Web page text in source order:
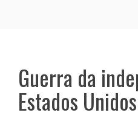
Guerra da
Estados